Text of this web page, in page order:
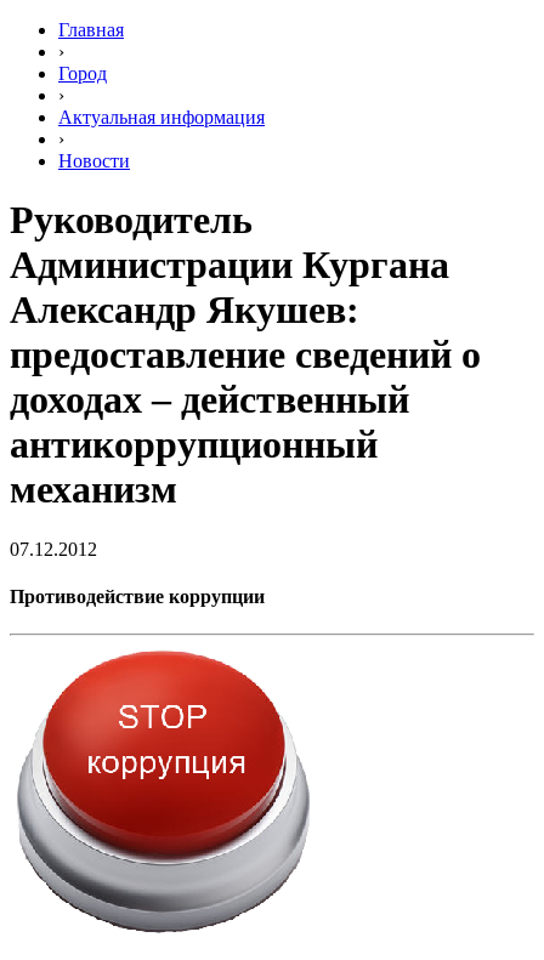
Главная
›
Город
›
Актуальная информация
›
Новости
Руководитель
Администрации Кургана
Александр Якушев:
предоставление сведений о
доходах – действенный
антикоррупционный
механизм
07.12.2012
Противодействие коррупции